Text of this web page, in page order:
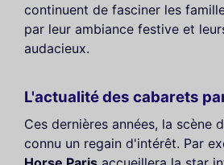
continuent de fasciner les
par leur ambiance festive et
audacieux.
L'actualité des cabarets
Ces dernières années, la scène
connu un regain d'intérêt. Par